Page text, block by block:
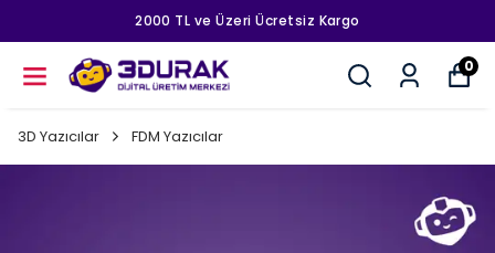
2000 TL ve Üzeri Ücretsiz Kargo
0
3D Yazıcılar FDM Yazıcılar